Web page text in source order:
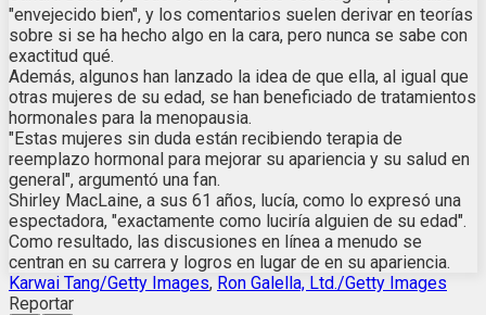
"envejecido bien", y los comentarios suelen derivar en teorías
sobre si se ha hecho algo en la cara, pero nunca se sabe con
exactitud qué.
Además, algunos han lanzado la idea de que ella, al igual que
otras mujeres de su edad, se han beneficiado de tratamientos
hormonales para la menopausia.
"Estas mujeres sin duda están recibiendo terapia de
reemplazo hormonal para mejorar su apariencia y su salud en
general", argumentó una fan.
Shirley MacLaine, a sus 61 años, lucía, como lo expresó una
espectadora, "exactamente como luciría alguien de su edad".
Como resultado, las discusiones en línea a menudo se
centran en su carrera y logros en lugar de en su apariencia.
Karwai Tang/Getty Images, Ron Galella, Ltd./Getty Images
Reportar